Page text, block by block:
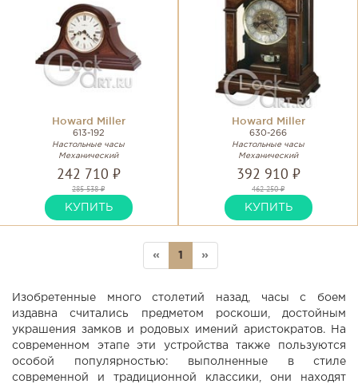
Howard Miller
613-192
Настольные часы
Механический
242 710 ₽
285 538 ₽
КУПИТЬ
Howard Miller
630-266
Настольные часы
Механический
392 910 ₽
462 250 ₽
КУПИТЬ
« 1 »
Изобретенные много столетий назад, часы с боем
издавна считались предметом роскоши, достойным
украшения замков и родовых имений аристократов. На
современном этапе эти устройства также пользуются
особой популярностью: выполненные в стиле
современной и традиционной классики, они находят